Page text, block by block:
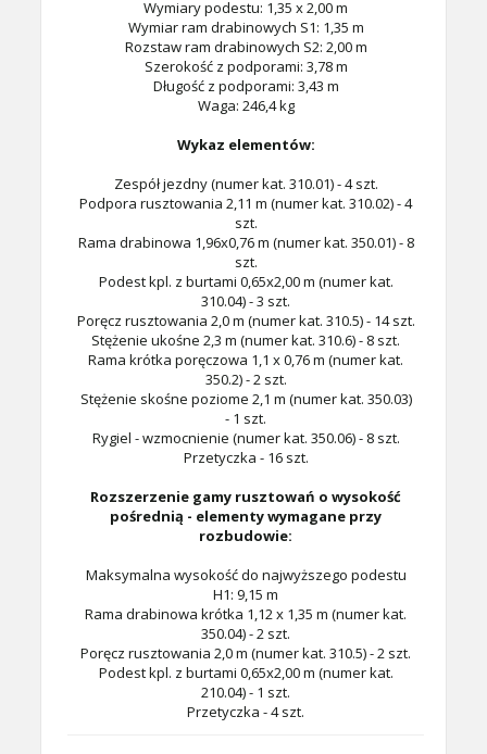
Wymiary podestu: 1,35 x 2,00 m
Wymiar ram drabinowych S1: 1,35 m
Rozstaw ram drabinowych S2: 2,00 m
Szerokość z podporami: 3,78 m
Długość z podporami: 3,43 m
Waga: 246,4 kg
Wykaz elementów:
Zespół jezdny (numer kat. 310.01) - 4 szt.
Podpora rusztowania 2,11 m (numer kat. 310.02) - 4
szt.
Rama drabinowa 1,96x0,76 m (numer kat. 350.01) - 8
szt.
Podest kpl. z burtami 0,65x2,00 m (numer kat.
310.04) - 3 szt.
Poręcz rusztowania 2,0 m (numer kat. 310.5) - 14 szt.
Stężenie ukośne 2,3 m (numer kat. 310.6) - 8 szt.
Rama krótka poręczowa 1,1 x 0,76 m (numer kat.
350.2) - 2 szt.
Stężenie skośne poziome 2,1 m (numer kat. 350.03)
- 1 szt.
Rygiel - wzmocnienie (numer kat. 350.06) - 8 szt.
Przetyczka - 16 szt.
Rozszerzenie gamy rusztowań o wysokość
pośrednią - elementy wymagane przy
rozbudowie:
Maksymalna wysokość do najwyższego podestu
H1: 9,15 m
Rama drabinowa krótka 1,12 x 1,35 m (numer kat.
350.04) - 2 szt.
Poręcz rusztowania 2,0 m (numer kat. 310.5) - 2 szt.
Podest kpl. z burtami 0,65x2,00 m (numer kat.
210.04) - 1 szt.
Przetyczka - 4 szt.